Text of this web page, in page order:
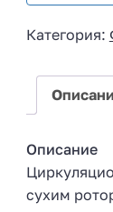
a
7
Категория:
Описание
сухим